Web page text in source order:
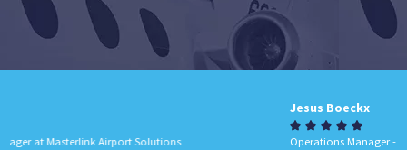
Operations Manager - Ninatrans Europe